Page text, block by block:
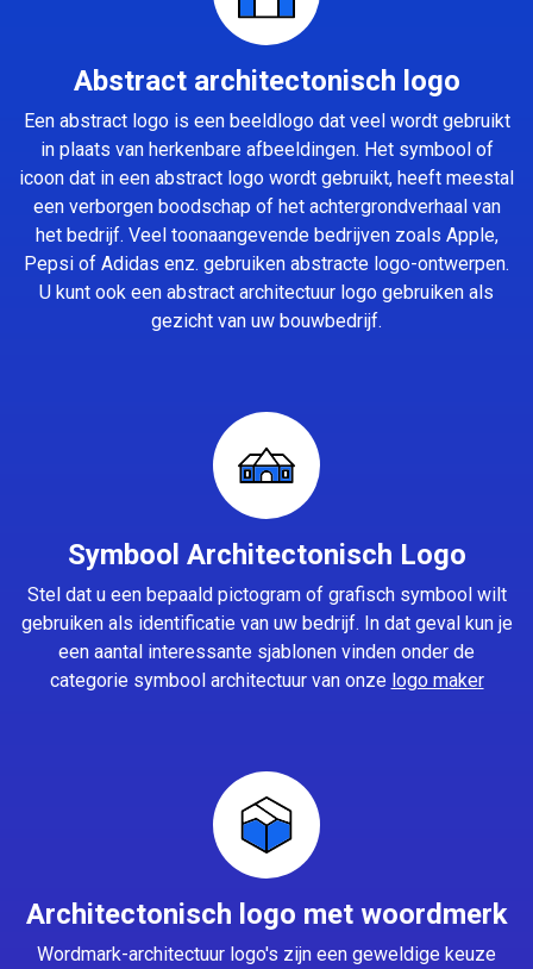
Abstract architectonisch logo
Een abstract logo is een beeldlogo dat veel wordt gebruikt
in plaats van herkenbare afbeeldingen. Het symbool of
icoon dat in een abstract logo wordt gebruikt, heeft meestal
een verborgen boodschap of het achtergrondverhaal van
het bedrijf. Veel toonaangevende bedrijven zoals Apple,
Pepsi of Adidas enz. gebruiken abstracte logo-ontwerpen.
U kunt ook een abstract architectuur logo gebruiken als
gezicht van uw bouwbedrijf.
Symbool Architectonisch Logo
Stel dat u een bepaald pictogram of grafisch symbool wilt
gebruiken als identificatie van uw bedrijf. In dat geval kun je
een aantal interessante sjablonen vinden onder de
categorie symbool architectuur van onze logo maker
Architectonisch logo met woordmerk
Wordmark-architectuur logo's zijn een geweldige keuze